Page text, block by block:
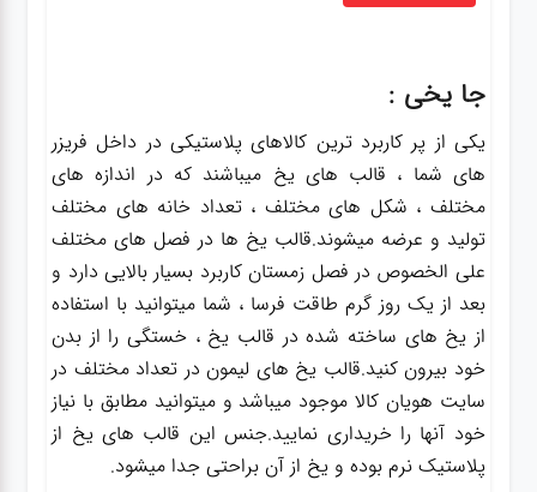
جا یخی :
یکی از پر کاربرد ترین کالاهای پلاستیکی در داخل فریزر
های شما ، قالب های یخ میباشند که در اندازه های
مختلف ، شکل های مختلف ، تعداد خانه های مختلف
تولید و عرضه میشوند.قالب یخ ها در فصل های مختلف
علی الخصوص در فصل زمستان کاربرد بسیار بالایی دارد و
بعد از یک روز گرم طاقت فرسا ، شما میتوانید با استفاده
از یخ های ساخته شده در قالب یخ ، خستگی را از بدن
خود بیرون کنید.قالب یخ های لیمون در تعداد مختلف در
سایت هویان کالا موجود میباشد و میتوانید مطابق با نیاز
خود آنها را خریداری نمایید.جنس این قالب های یخ از
پلاستیک نرم بوده و یخ از آن براحتی جدا میشود.